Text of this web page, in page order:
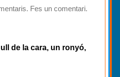
Fes un comentari.
de la cara, un ronyó,